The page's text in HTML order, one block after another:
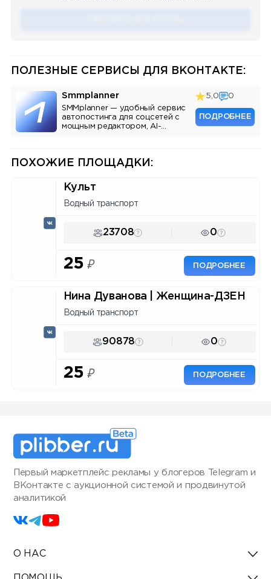
ПОЛЕЗНЫЕ СЕРВИСЫ ДЛЯ ВКОНТАКТЕ:
Smmplanner
SMMplanner — удобный сервис
автопостинга для соцсетей с
мощным редактором, AI-
5,0 0
ПОДРОБНЕЕ
ПОХОЖИЕ ПЛОЩАДКИ:
Культ
Водный транспорт
23708 0
25 ₽ ПОДРОБНЕЕ
Нина Дуванова | Женщина-ДЗЕН
Водный транспорт
90878 0
25 ₽ ПОДРОБНЕЕ
Первый маркетплейс рекламы у блогеров Telegram и
ВКонтакте с аукционной системой и продвинутой
аналитикой
О НАС